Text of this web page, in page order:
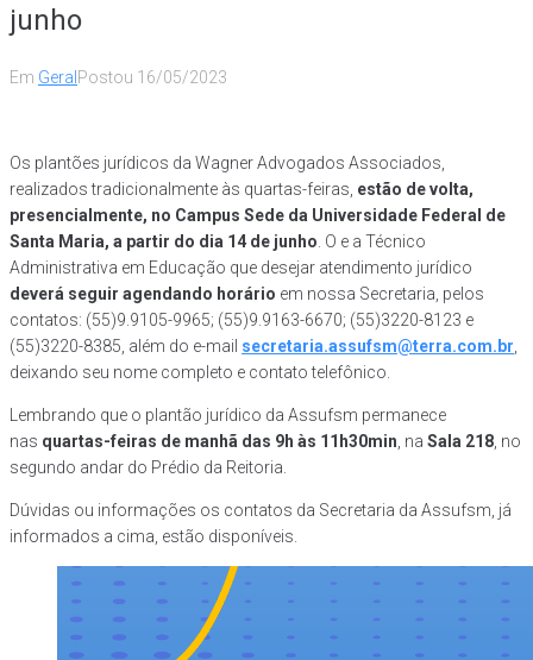
junho
Em Geral Postou 16/05/2023
Os plantões jurídicos da Wagner Advogados Associados,
realizados tradicionalmente às quartas-feiras, estão de volta,
presencialmente, no Campus Sede da Universidade Federal de
Santa Maria, a partir do dia 14 de junho . O e a Técnico
Administrativa em Educação que desejar atendimento jurídico
deverá seguir agendando horário em nossa Secretaria, pelos
contatos: (55)9.9105-9965; (55)9.9163-6670; (55)3220-8123 e
(55)3220-8385, além do e-mail secretaria.assufsm@terra.com.br
deixando seu nome completo e contato telefônico.
Lembrando que o plantão jurídico da Assufsm permanece
nas quartas-feiras de manhã das 9h às 11h30min , na Sala 218 , no
segundo andar do Prédio da Reitoria.
Dúvidas ou informações os contatos da Secretaria da Assufsm, já
informados a cima, estão disponíveis.